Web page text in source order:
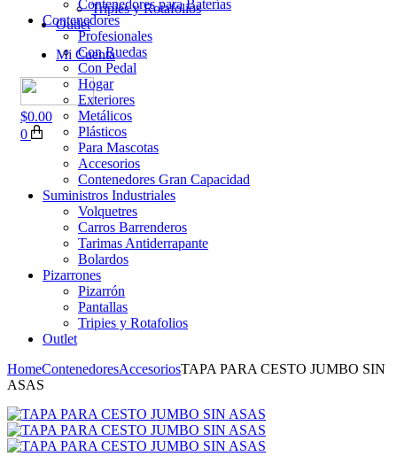
Tripies y Rotafolios
Outlet
Mi Cuenta
$0.00
0
Contenedores para Baterías
Contenedores
Profesionales
Con Ruedas
Con Pedal
Hogar
Exteriores
Metálicos
Plásticos
Para Mascotas
Accesorios
Contenedores Gran Capacidad
Suministros Industriales
Volquetres
Carros Barrenderos
Tarimas Antiderrapante
Bolardos
Pizarrones
Pizarrón
Pantallas
Tripies y Rotafolios
Outlet
HomeContenedoresAccesoriosTAPA PARA CESTO JUMBO SIN
ASAS